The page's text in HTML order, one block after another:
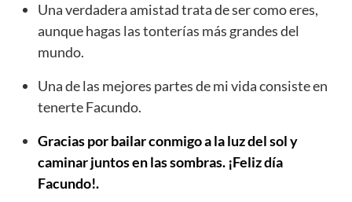
Una verdadera amistad trata de ser como eres,
aunque hagas las tonterías más grandes del
mundo.
Una de las mejores partes de mi vida consiste en
tenerte Facundo.
Gracias por bailar conmigo a la luz del sol y
caminar juntos en las sombras. ¡Feliz día
Facundo!.